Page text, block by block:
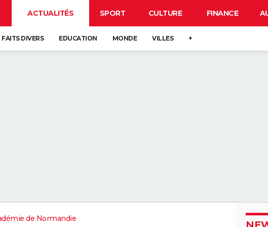
ACTUALITÉS SPORT CULTURE FINANCE
FAITS DIVERS EDUCATION MONDE VILLES +
de Normandie